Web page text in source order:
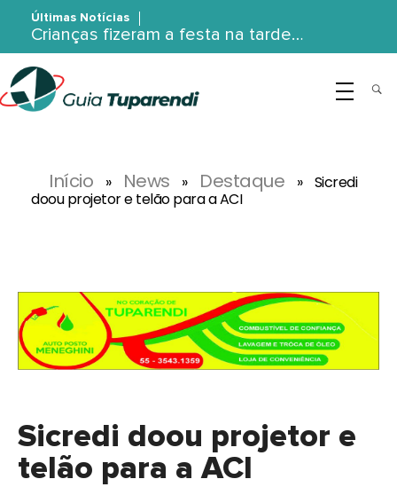
Últimas Notícias
Crianças fizeram a festa na tarde…
Início » News » Destaque » Sicredi
doou projetor e telão para a ACI
Sicredi doou projetor e
telão para a ACI